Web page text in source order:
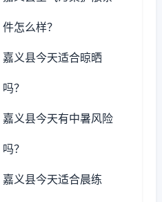
件怎么样？
嘉义县今天适合晾晒
吗？
嘉义县今天有中暑风险
吗？
嘉义县今天适合晨练